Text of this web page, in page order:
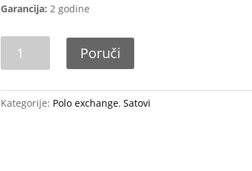
Garancija: 2 godine
PXV441-
količina
Poruči
Kategorije: Polo exchange, Satovi